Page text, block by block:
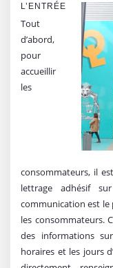
L’ENTRÉE
Tout
d’abord,
pour
accueillir
les
consommateurs, il
lettrage adhésif
communication est
les consommateurs.
des informations
horaires et les jours